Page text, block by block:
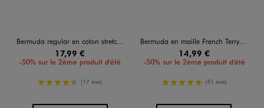
Bermuda regular en coton stretch à taille élastiqué homme
17,99 €
-50% sur le 2ème produit d'été
4.5/5 de moyenne
(17 avis)
Bermuda en maille French Terry avec taille ajustable homme
14,99 €
-50% sur le 2ème produit d'été
5/5 de moyenne
(41 avis)